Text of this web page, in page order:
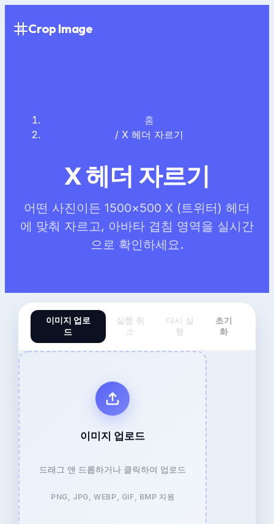
Crop Image
홈
/ X 헤더 자르기
X 헤더 자르기
어떤 사진이든 1500×500 X (트위터) 헤더
에 맞춰 자르고, 아바타 겹침 영역을 실시간
으로 확인하세요.
이미지 업로
드
실행 취
소
다시 실
행
초기
화
이미지 업로드
드래그 앤 드롭하거나 클릭하여 업로드
PNG, JPG, WEBP, GIF, BMP 지원